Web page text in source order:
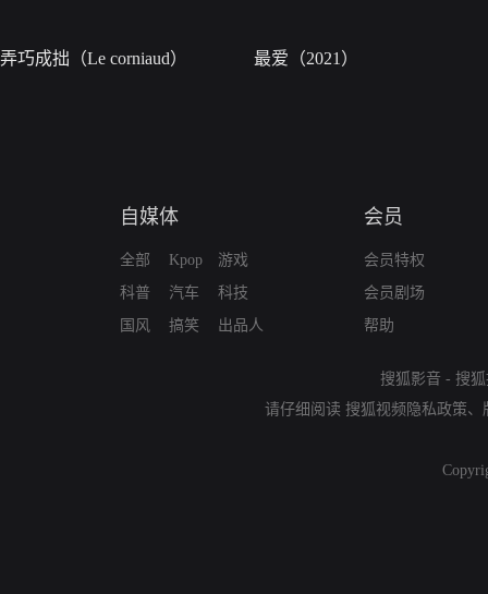
弄巧成拙（Le corniaud） 最爱（2021）
自媒体
全部
科普
国风
Kpop
汽车
搞笑
游戏
科技
出品人
会员
会员特权
会员剧场
帮助
搜狐影音 - 搜
请仔细阅读 搜狐视频隐私政策、